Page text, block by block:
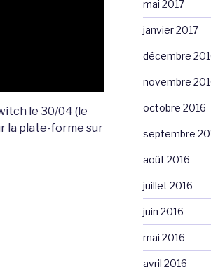
le 30/04 (le
la plate-forme sur
mai 2017
janvier 2017
décembre
novembre
octobre 2016
septembre
août 2016
juillet 2016
juin 2016
mai 2016
avril 2016